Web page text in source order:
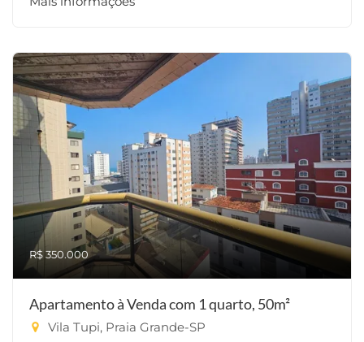
R$ 350.000
Apartamento à Venda com 1 quarto, 50m²
Vila Tupi, Praia Grande-SP